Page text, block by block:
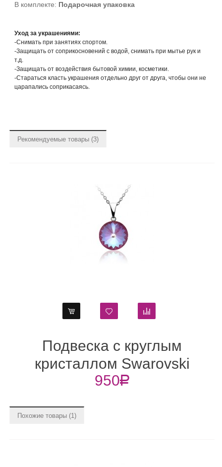
В комплекте: Подарочная упаковка
Уход за украшениями:
-Снимать при занятиях спортом.
-Защищать от соприкосновений с водой, снимать при мытье рук и
т.д.
-Защищать от воздействия бытовой химии, косметики.
-Стараться класть украшения отдельно друг от друга, чтобы они не
царапались соприкасаясь.
Рекомендуемые товары (3)
круглым
Кольцо с
Swarovski
Похожие товары (1)